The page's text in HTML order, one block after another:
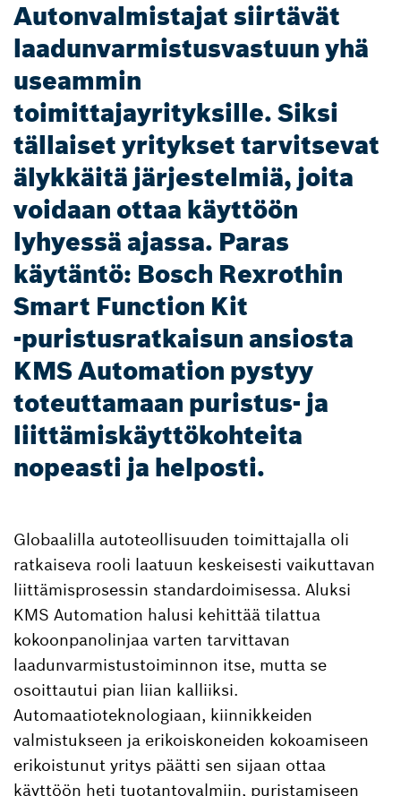
Autonvalmistajat siirtävät
laadunvarmistusvastuun yhä
useammin
toimittajayrityksille. Siksi
tällaiset yritykset tarvitsevat
älykkäitä järjestelmiä, joita
voidaan ottaa käyttöön
lyhyessä ajassa. Paras
käytäntö: Bosch Rexrothin
Smart Function Kit
‑puristusratkaisun ansiosta
KMS Automation pystyy
toteuttamaan puristus- ja
liittämiskäyttökohteita
nopeasti ja helposti.
Globaalilla autoteollisuuden toimittajalla oli
ratkaiseva rooli laatuun keskeisesti vaikuttavan
liittämisprosessin standardoimisessa. Aluksi
KMS Automation halusi kehittää tilattua
kokoonpanolinjaa varten tarvittavan
laadunvarmistustoiminnon itse, mutta se
osoittautui pian liian kalliiksi.
Automaatioteknologiaan, kiinnikkeiden
valmistukseen ja erikoiskoneiden kokoamiseen
erikoistunut yritys päätti sen sijaan ottaa
käyttöön heti tuotantovalmiin, puristamiseen